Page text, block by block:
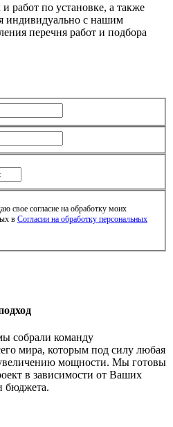
работ по установке, а также
индивидуально с нашим
перечня работ и подбора
свое согласие на обработку моих
в Согласии на обработку персональных
собрали команду
мира, которым под силу любая
мощности. Мы готовы
в зависимости от Ваших
бюджета.